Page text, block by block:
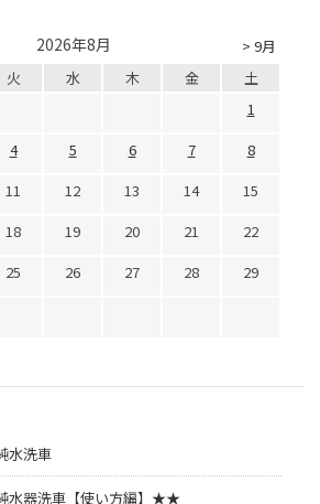
> 9月
2026年8月
火 水 木 金
土
1
4 5 6 7
8
11 12 13 14
15
18 19 20 21
22
25 26 27 28
29
水洗車
器洗車【使い方編】★★